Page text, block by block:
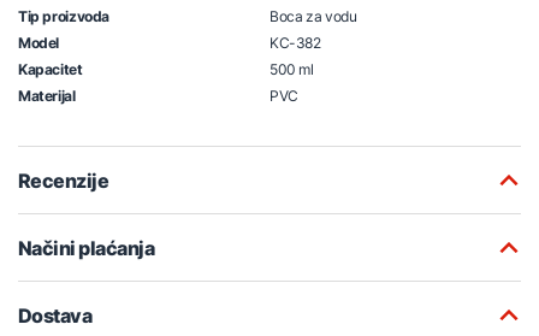
Tip proizvoda
Boca za vodu
Model
KC-382
Kapacitet
500 ml
Materijal
PVC
Recenzije
Načini plaćanja
Dostava